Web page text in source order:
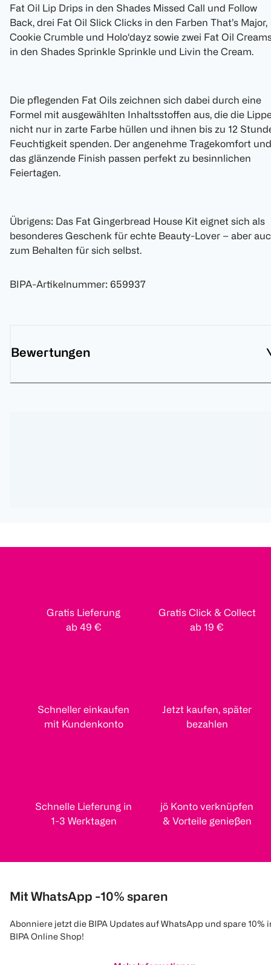
Fat Oil Lip Drips in den Shades Missed Call und Follow
Back, drei Fat Oil Slick Clicks in den Farben That’s Major,
Cookie Crumble und Holo‘dayz sowie zwei Fat Oil
in den Shades Sprinkle Sprinkle und Livin the Cream.
Die pflegenden Fat Oils zeichnen sich dabei durch eine
Formel mit ausgewählten Inhaltsstoffen aus, die die
nicht nur in zarte Farbe hüllen und ihnen bis zu 12
Feuchtigkeit spenden. Der angenehme Tragekomfort und
das glänzende Finish passen perfekt zu besinnlichen
Feiertagen.
Übrigens: Das Fat Gingerbread House Kit eignet sich als
besonderes Geschenk für echte Beauty-Lover – aber
zum Behalten für sich selbst.
BIPA-Artikelnummer: 659937
Bewertungen
Gratis Lieferung
ab 49 €
Gratis Click & Collect
ab 19 €
Schneller einkaufen
mit Kundenkonto
Jetzt kaufen, später
bezahlen
Schnelle Lieferung in
1-3 Werktagen
jö Konto verknüpfen
& Vorteile genießen
Mit WhatsApp -10% sparen
Abonniere jetzt die BIPA Updates auf WhatsApp und spare 10%
BIPA Online Shop!